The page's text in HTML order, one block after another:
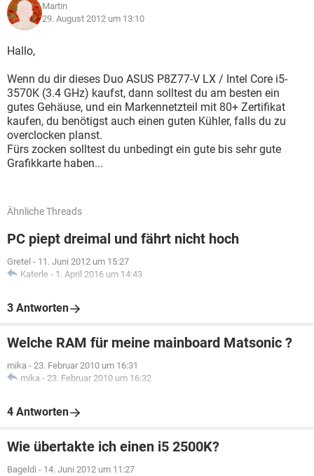
Martin
29. August 2012 um 13:10
Hallo,
Wenn du dir dieses Duo ASUS P8Z77-V LX / Intel Core i5-
3570K (3.4 GHz) kaufst, dann solltest du am besten ein
gutes Gehäuse, und ein Markennetzteil mit 80+ Zertifikat
kaufen, du benötigst auch einen guten Kühler, falls du zu
overclocken planst.
Fürs zocken solltest du unbedingt ein gute bis sehr gute
Grafikkarte haben...
Ähnliche Threads
PC piept dreimal und fährt nicht hoch
Gretel - 11. Juni 2012 um 15:27
Katerle - 1. April 2016 um 14:43
3 Antworten
Welche RAM für meine mainboard Matsonic ?
mika - 23. Februar 2010 um 16:31
mika - 23. Februar 2010 um 16:32
4 Antworten
Wie übertakte ich einen i5 2500K?
Bageldi - 14. Juni 2012 um 11:27